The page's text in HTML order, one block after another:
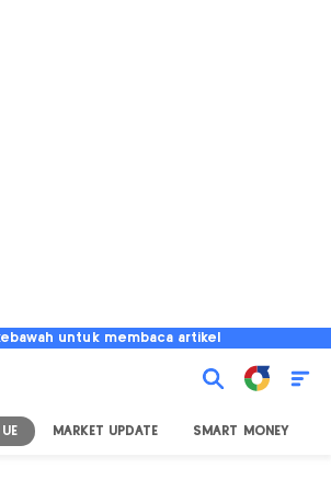
untuk membaca artikel
MARKET UPDATE SMART MONEY